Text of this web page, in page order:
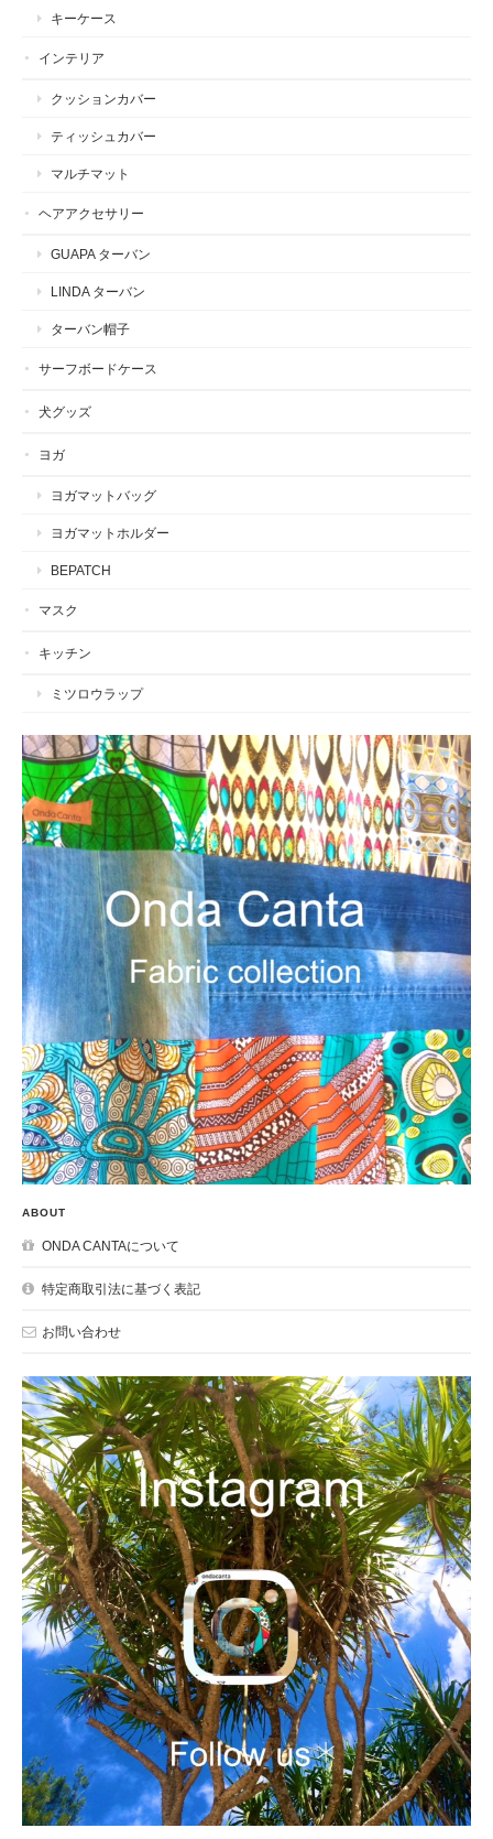
キーケース
インテリア
クッションカバー
ティッシュカバー
マルチマット
ヘアアクセサリー
GUAPA ターバン
LINDA ターバン
ターバン帽子
サーフボードケース
犬グッズ
ヨガ
ヨガマットバッグ
ヨガマットホルダー
BEPATCH
マスク
キッチン
ミツロウラップ
ABOUT
ONDA CANTAについて
特定商取引法に基づく表記
お問い合わせ